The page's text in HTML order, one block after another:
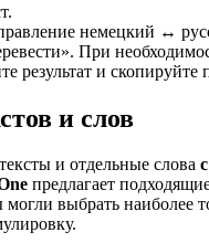
немецкий ↔
При
результат и скопируйте
и слов
и отдельные слова
предлагает
могли выбрать наиболее